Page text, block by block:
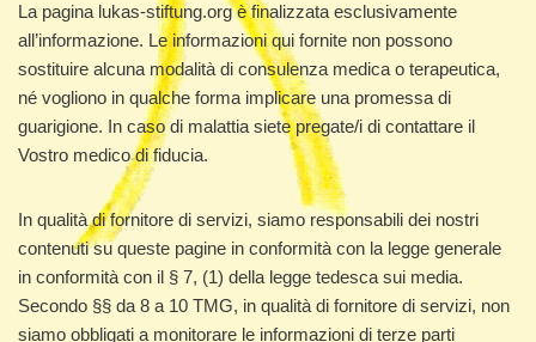
La pagina lukas-stiftung.org è finalizzata esclusivamente
all’informazione. Le informazioni qui fornite non possono
sostituire alcuna modalità di consulenza medica o terapeutica,
né vogliono in qualche forma implicare una promessa di
guarigione. In caso di malattia siete pregate/i di contattare il
Vostro medico di fiducia.
In qualità di fornitore di servizi, siamo responsabili dei nostri
contenuti su queste pagine in conformità con la legge generale
in conformità con il § 7, (1) della legge tedesca sui media.
Secondo §§ da 8 a 10 TMG, in qualità di fornitore di servizi, non
siamo obbligati a monitorare le informazioni di terze parti